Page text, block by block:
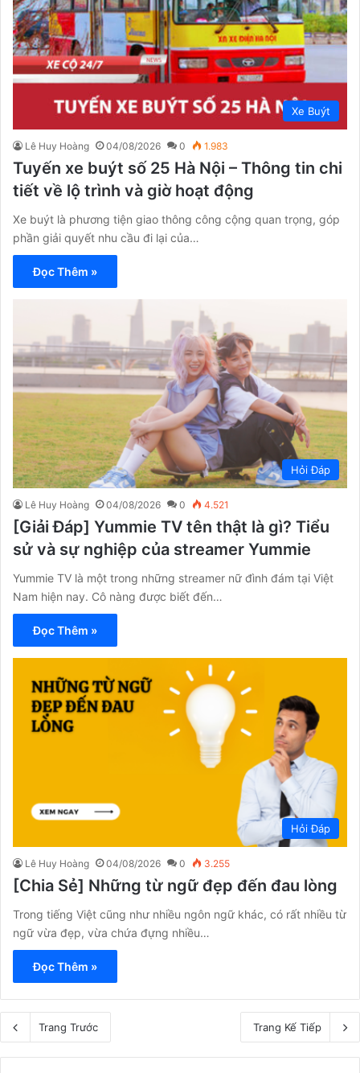
Xe Buýt
Lê Huy Hoàng 04/08/2026 0 1.983
Tuyến xe buýt số 25 Hà Nội – Thông tin chi
tiết về lộ trình và giờ hoạt động
Xe buýt là phương tiện giao thông công cộng quan trọng, góp
phần giải quyết nhu cầu đi lại của…
Đọc Thêm »
Hỏi Đáp
Lê Huy Hoàng 04/08/2026 0 4.521
[Giải Đáp] Yummie TV tên thật là gì? Tiểu
sử và sự nghiệp của streamer Yummie
Yummie TV là một trong những streamer nữ đình đám tại Việt
Nam hiện nay. Cô nàng được biết đến…
Đọc Thêm »
Hỏi Đáp
Lê Huy Hoàng 04/08/2026 0 3.255
[Chia Sẻ] Những từ ngữ đẹp đến đau lòng
Trong tiếng Việt cũng như nhiều ngôn ngữ khác, có rất nhiều từ
ngữ vừa đẹp, vừa chứa đựng nhiều…
Đọc Thêm »
Trang Trước Trang Kế Tiếp